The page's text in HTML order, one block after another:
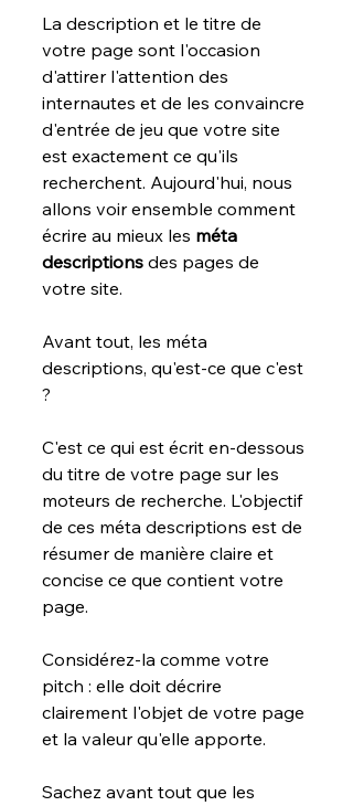
La description et le titre de
votre page sont l'occasion
d'attirer l'attention des
internautes et de les convaincre
d'entrée de jeu que votre site
est exactement ce qu'ils
recherchent. Aujourd'hui, nous
allons voir ensemble comment
écrire au mieux les méta
descriptions des pages de
votre site.
Avant tout, les méta
descriptions, qu'est-ce que c'est
?
C'est ce qui est écrit en-dessous
du titre de votre page sur les
moteurs de recherche. L'objectif
de ces méta descriptions est de
résumer de manière claire et
concise ce que contient votre
page.
Considérez-la comme votre
pitch : elle doit décrire
clairement l'objet de votre page
et la valeur qu'elle apporte.
Sachez avant tout que les